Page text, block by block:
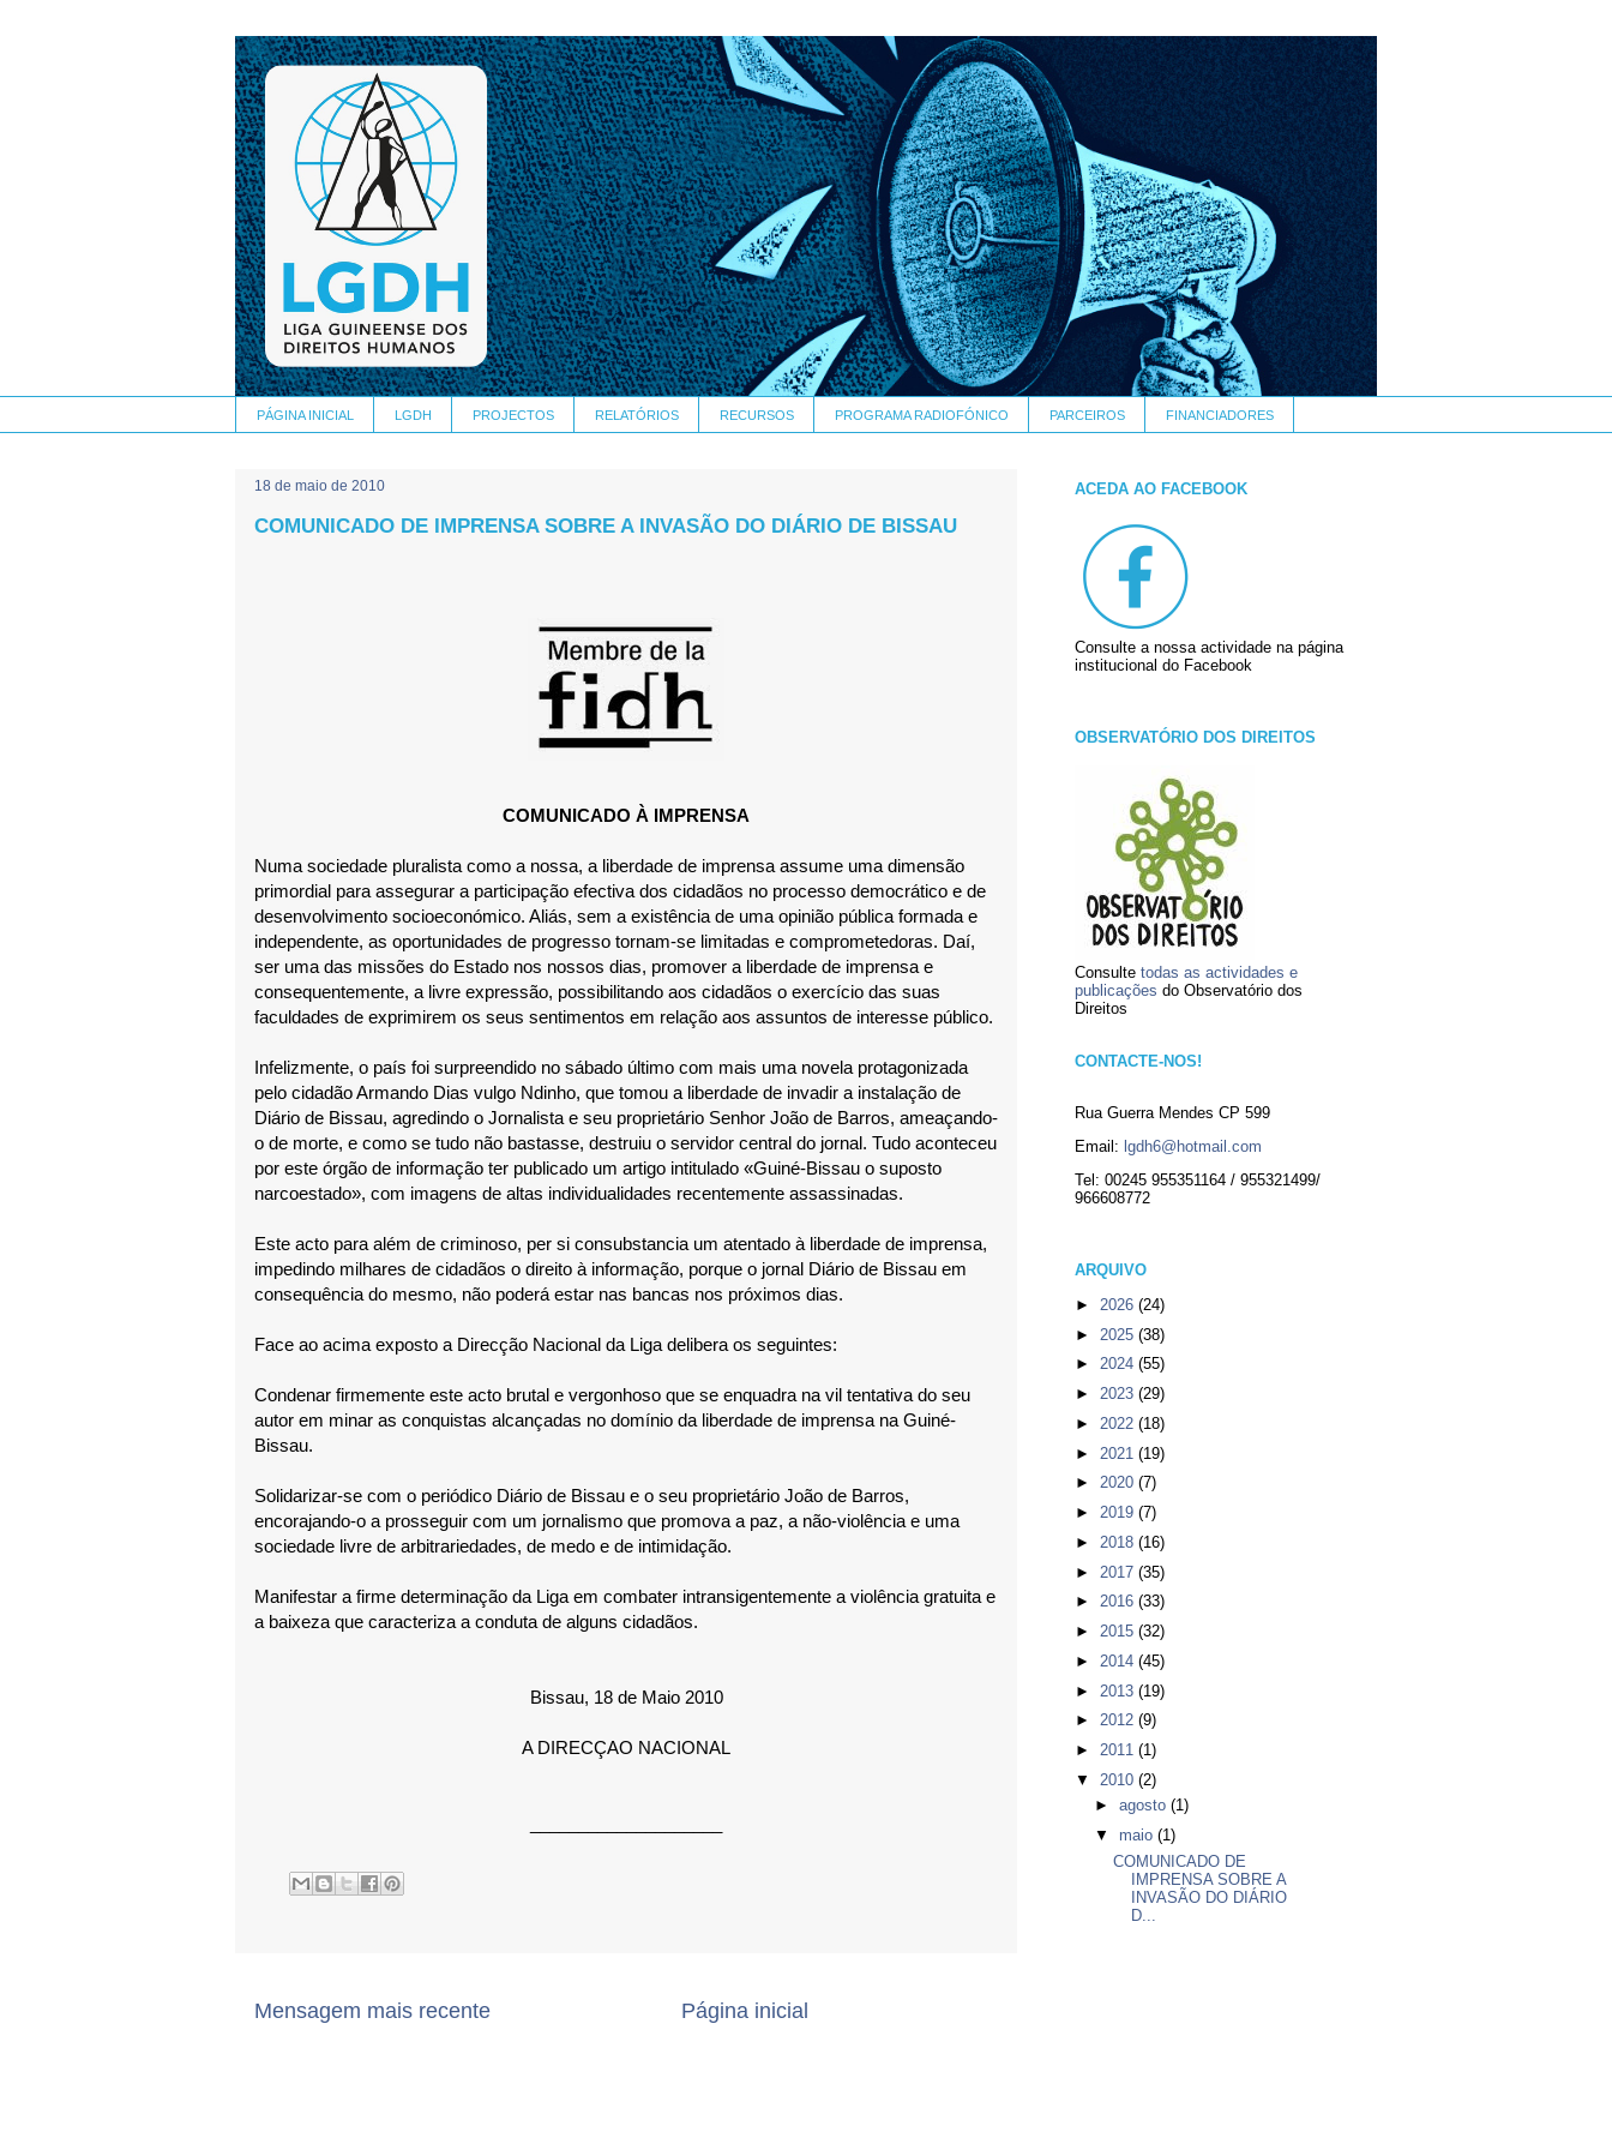
PÁGINA INICIAL LGDH PROJECTOS RELATÓRIOS RECURSOS PROGRAMA RADIOFÓNICO PARCEIROS FINANCIADORES
18 de maio de 2010
COMUNICADO DE IMPRENSA SOBRE A INVASÃO DO DIÁRIO DE BISSAU
COMUNICADO À IMPRENSA
Numa sociedade pluralista como a nossa, a liberdade de imprensa assume uma dimensão
primordial para assegurar a participação efectiva dos cidadãos no processo democrático e de
desenvolvimento socioeconómico. Aliás, sem a existência de uma opinião pública formada e
independente, as oportunidades de progresso tornam-se limitadas e comprometedoras. Daí,
ser uma das missões do Estado nos nossos dias, promover a liberdade de imprensa e
consequentemente, a livre expressão, possibilitando aos cidadãos o exercício das suas
faculdades de exprimirem os seus sentimentos em relação aos assuntos de interesse público.
Infelizmente, o país foi surpreendido no sábado último com mais uma novela protagonizada
pelo cidadão Armando Dias vulgo Ndinho, que tomou a liberdade de invadir a instalação de
Diário de Bissau, agredindo o Jornalista e seu proprietário Senhor João de Barros, ameaçando-
o de morte, e como se tudo não bastasse, destruiu o servidor central do jornal. Tudo aconteceu
por este órgão de informação ter publicado um artigo intitulado «Guiné-Bissau o suposto
narcoestado», com imagens de altas individualidades recentemente assassinadas.
Este acto para além de criminoso, per si consubstancia um atentado à liberdade de imprensa,
impedindo milhares de cidadãos o direito à informação, porque o jornal Diário de Bissau em
consequência do mesmo, não poderá estar nas bancas nos próximos dias.
Face ao acima exposto a Direcção Nacional da Liga delibera os seguintes:
Condenar firmemente este acto brutal e vergonhoso que se enquadra na vil tentativa do seu
autor em minar as conquistas alcançadas no domínio da liberdade de imprensa na Guiné-
Bissau.
Solidarizar-se com o periódico Diário de Bissau e o seu proprietário João de Barros,
encorajando-o a prosseguir com um jornalismo que promova a paz, a não-violência e uma
sociedade livre de arbitrariedades, de medo e de intimidação.
Manifestar a firme determinação da Liga em combater intransigentemente a violência gratuita e
a baixeza que caracteriza a conduta de alguns cidadãos.
Bissau, 18 de Maio 2010
A DIRECÇAO NACIONAL
Mensagem mais recente Página inicial
ACEDA AO FACEBOOK
Consulte a nossa actividade na página
institucional do Facebook
OBSERVATÓRIO DOS DIREITOS
Consulte todas as actividades e
publicações do Observatório dos
Direitos
CONTACTE-NOS!
Rua Guerra Mendes CP 599
Email: lgdh6@hotmail.com
Tel: 00245 955351164 / 955321499/
966608772
ARQUIVO
► 2026 (24)
► 2025 (38)
► 2024 (55)
► 2023 (29)
► 2022 (18)
► 2021 (19)
► 2020 (7)
► 2019 (7)
► 2018 (16)
► 2017 (35)
► 2016 (33)
► 2015 (32)
► 2014 (45)
► 2013 (19)
► 2012 (9)
► 2011 (1)
▼ 2010 (2)
► agosto (1)
▼ maio (1)
COMUNICADO DE
IMPRENSA SOBRE A
INVASÃO DO DIÁRIO
D...